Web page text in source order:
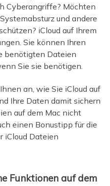
Cyberangriffe? Möchten
und andere
iCloud auf Ihrem
Sie können Ihren
benötigten Dateien
Sie sie benötigen.
an, wie Sie iCloud auf
Ihre Daten damit sichern
auf dem Mac nicht
einen Bonustipp für die
iCloud Dateien
Funktionen auf dem